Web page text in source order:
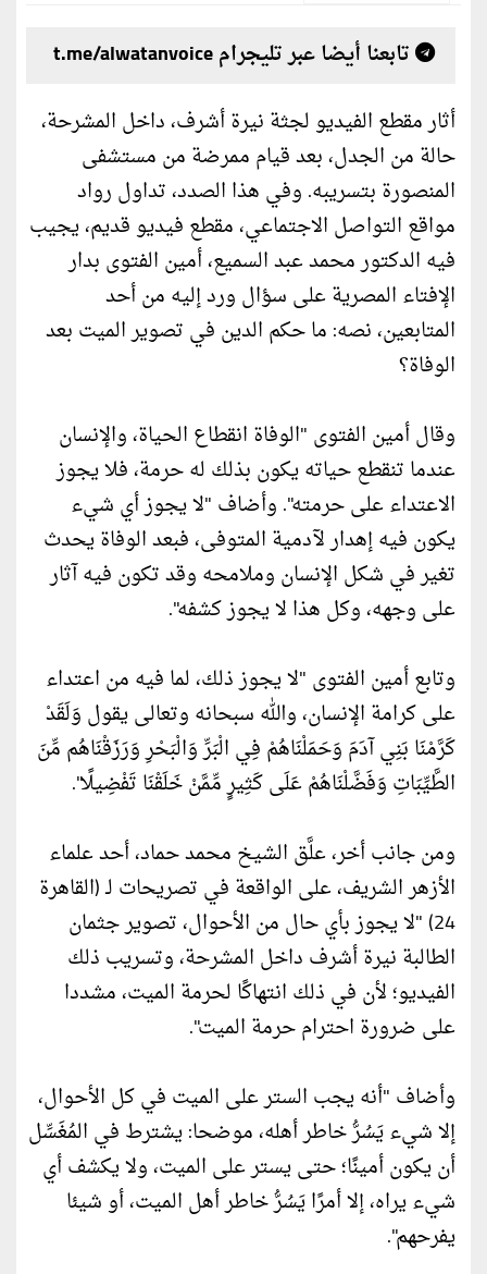
تابعنا أيضا عبر تليجرام t.me/alwatanvoice
أثار مقطع الفيديو لجثة نيرة أشرف، داخل المشرحة،
حالة من الجدل، بعد قيام ممرضة من مستشفى
المنصورة بتسريبه. وفي هذا الصدد، تداول رواد
مواقع التواصل الاجتماعي، مقطع فيديو قديم، يجيب
فيه الدكتور محمد عبد السميع، أمين الفتوى بدار
الإفتاء المصرية على سؤال ورد إليه من أحد
المتابعين، نصه: ما حكم الدين في تصوير الميت بعد
الوفاة؟
وقال أمين الفتوى "الوفاة انقطاع الحياة، والإنسان
عندما تنقطع حياته يكون بذلك له حرمة، فلا يجوز
الاعتداء على حرمته". وأضاف "لا يجوز أي شيء
يكون فيه إهدار لآدمية المتوفى، فبعد الوفاة يحدث
تغير في شكل الإنسان وملامحه وقد تكون فيه آثار
على وجهه، وكل هذا لا يجوز كشفه".
وتابع أمين الفتوى "لا يجوز ذلك، لما فيه من اعتداء
على كرامة الإنسان، والله سبحانه وتعالى يقول وَلَقَدْ
كَرَّمْنَا بَنِي آدَمَ وَحَمَلْنَاهُمْ فِي الْبَرِّ وَالْبَحْرِ وَرَزَقْنَاهُم مِّنَ
الطَّيِّبَاتِ وَفَضَّلْنَاهُمْ عَلَى كَثِيرٍ مِّمَّنْ خَلَقْنَا تَفْضِيلًا".
ومن جانب أخر، علَّق الشيخ محمد حماد، أحد علماء
الأزهر الشريف، على الواقعة في تصريحات لـ (القاهرة
24) "لا يجوز بأي حال من الأحوال، تصوير جثمان
الطالبة نيرة أشرف داخل المشرحة، وتسريب ذلك
الفيديو؛ لأن في ذلك انتهاكًا لحرمة الميت، مشددا
على ضرورة احترام حرمة الميت".
وأضاف "أنه يجب الستر على الميت في كل الأحوال،
إلا شيء يَسُرُّ خاطر أهله، موضحا: يشترط في المُغَسِّل
أن يكون أمينًا؛ حتى يستر على الميت، ولا يكشف أي
شيء يراه، إلا أمرًا يَسُرُّ خاطر أهل الميت، أو شيئا
يفرحهم".